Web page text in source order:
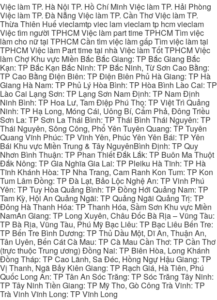
Việc làm TP. Hà Nội TP. Hồ Chí Minh Việc làm TP. Hải Phòng
Việc làm TP. Đà Nẵng Việc làm TP. Cần Thơ Việc làm TP.
Thừa Thiên Huế vieclamtp viec lam vieclam tp hcm vieclam
Việc tìm người TPHCM Việc làm part time TPHCM Tìm việc
làm cho nữ tại TPHCM Cần tìm việc làm gấp Tìm việc làm tại
TPHCM Việc làm Part time tại nhà Việc làm Tốt TPHCM Việc
làm Chợ Khu vực Miền Bắc Bắc Giang: TP Bắc Giang Bắc
Kạn: TP Bắc Kạn Bắc Ninh: TP Bắc Ninh, Từ Sơn Cao Bằng:
TP Cao Bằng Điện Biên: TP Điện Biên Phủ Hà Giang: TP Hà
Giang Hà Nam: TP Phủ Lý Hòa Bình: TP Hòa Bình Lào Cai: TP
Lào Cai Lạng Sơn: TP Lạng Sơn Nam Định: TP Nam Định
Ninh Bình: TP Hoa Lư, Tam Điệp Phú Thọ: TP Việt Trì Quảng
Ninh: TP Hạ Long, Móng Cái, Uông Bí, Cẩm Phả, Đông Triều
Sơn La: TP Sơn La Thái Bình: TP Thái Bình Thái Nguyên: TP
Thái Nguyên, Sông Công, Phổ Yên Tuyên Quang: TP Tuyên
Quang Vĩnh Phúc: TP Vĩnh Yên, Phúc Yên Yên Bái: TP Yên
Bái Khu vực Miền Trung & Tây NguyênBình Định: TP Quy
Nhơn Bình Thuận: TP Phan Thiết Đắk Lắk: TP Buôn Ma Thuột
Đắk Nông: TP Gia Nghĩa Gia Lai: TP Pleiku Hà Tĩnh: TP Hà
Tĩnh Khánh Hòa: TP Nha Trang, Cam Ranh Kon Tum: TP Kon
Tum Lâm Đồng: TP Đà Lạt, Bảo Lộc Nghệ An: TP Vinh Phú
Yên: TP Tuy Hòa Quảng Bình: TP Đồng Hới Quảng Nam: TP
Tam Kỳ, Hội An Quảng Ngãi: TP Quảng Ngãi Quảng Trị: TP
Đông Hà Thanh Hóa: TP Thanh Hóa, Sầm Sơn Khu vực Miền
NamAn Giang: TP Long Xuyên, Châu Đốc Bà Rịa – Vũng Tàu:
TP Bà Rịa, Vũng Tàu, Phú Mỹ Bạc Liêu: TP Bạc Liêu Bến Tre:
TP Bến Tre Bình Dương: TP Thủ Dầu Một, Dĩ An, Thuận An,
Tân Uyên, Bến Cát Cà Mau: TP Cà Mau Cần Thơ: TP Cần Thơ
(trực thuộc Trung ương) Đồng Nai: TP Biên Hòa, Long Khánh
Đồng Tháp: TP Cao Lãnh, Sa Đéc, Hồng Ngự Hậu Giang: TP
Vị Thanh, Ngã Bảy Kiên Giang: TP Rạch Giá, Hà Tiên, Phú
Quốc Long An: TP Tân An Sóc Trăng: TP Sóc Trăng Tây Ninh:
TP Tây Ninh Tiền Giang: TP Mỹ Tho, Gò Công Trà Vinh: TP
Trà Vinh Vĩnh Long: TP Vĩnh Long